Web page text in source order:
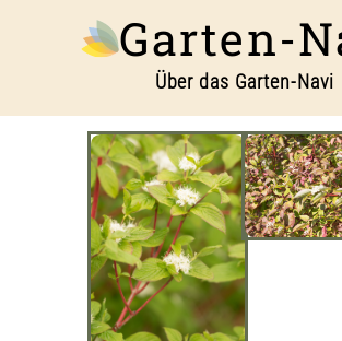
Garten-
Über das Garten-Navi